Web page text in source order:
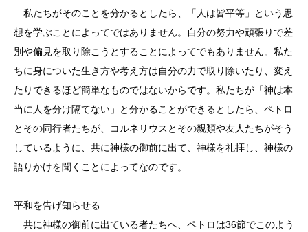
私たちがそのことを分かるとしたら、「人は皆平等」という思
想を学ぶことによってではありません。自分の努力や頑張りで差
別や偏見を取り除こうとすることによってでもありません。私た
ちに身についた生き方や考え方は自分の力で取り除いたり、変え
たりできるほど簡単なものではないからです。私たちが「神は本
当に人を分け隔てない」と分かることができるとしたら、ペトロ
とその同行者たちが、コルネリウスとその親類や友人たちがそう
しているように、共に神様の御前に出て、神様を礼拝し、神様の
語りかけを聞くことによってなのです。
平和を告げ知らせる
共に神様の御前に出ている者たちへ、ペトロは36節でこのよう